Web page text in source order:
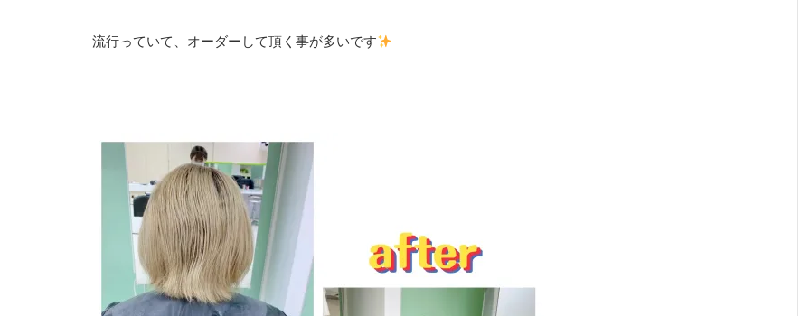
流行っていて、オーダーして頂く事が多いです